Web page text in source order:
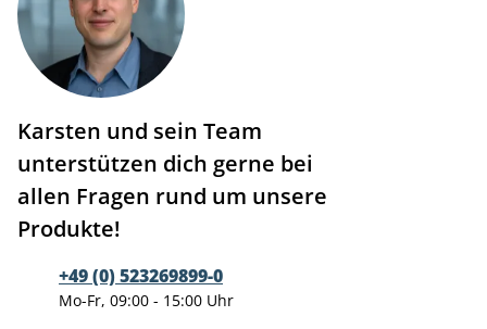
Karsten und sein Team
unterstützen dich gerne bei
allen Fragen rund um unsere
Produkte!
+49 (0) 523269899-0
Mo-Fr, 09:00 - 15:00 Uhr